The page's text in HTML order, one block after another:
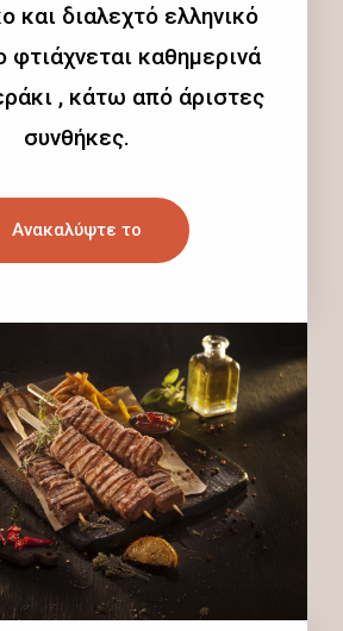
και διαλεχτό ελληνικό
φτιάχνεται καθημερινά
, κάτω από άριστες
συνθήκες.
Ανακαλύψτε το